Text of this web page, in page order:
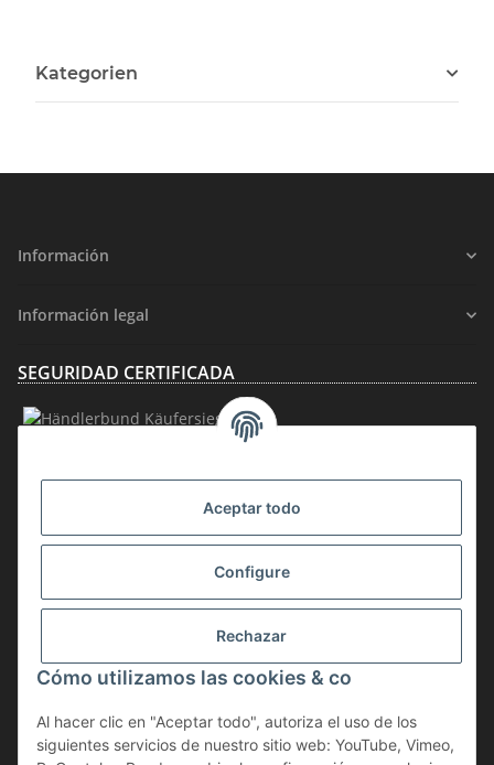
Aceptar todo
Configure
Rechazar
Cómo utilizamos las cookies & co
Al hacer clic en "Aceptar todo", autoriza el uso de los
siguientes servicios de nuestro sitio web: YouTube, Vimeo,
Kategorien
Información
Información legal
SEGURIDAD CERTIFICADA
Desistir del contrato
La mercancía está sujeta al impuesto sobre la diferencia. Por lo tanto, el
IVA incluido en el precio de compra no se indica por separado en la